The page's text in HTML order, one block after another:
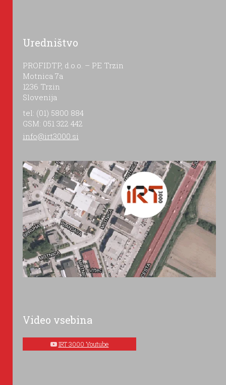
Uredništvo
PROFIDTP, d.o.o. – PE Trzin
Motnica 7a
1236 Trzin
Slovenija
tel: (01) 5800 884
GSM: 051 322 442
info@irt3000.si
Video vsebina
IRT 3000 Youtube